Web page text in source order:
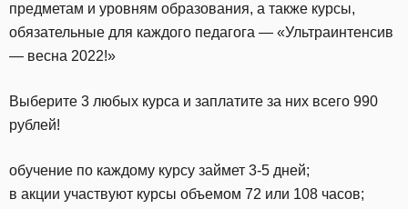
предметам и уровням образования, а также курсы,
обязательные для каждого педагога — «Ультраинтенсив
— весна 2022!»
Выберите 3 любых курса и заплатите за них всего 990
рублей!
обучение по каждому курсу займет 3-5 дней;
в акции участвуют курсы объемом 72 или 108 часов;